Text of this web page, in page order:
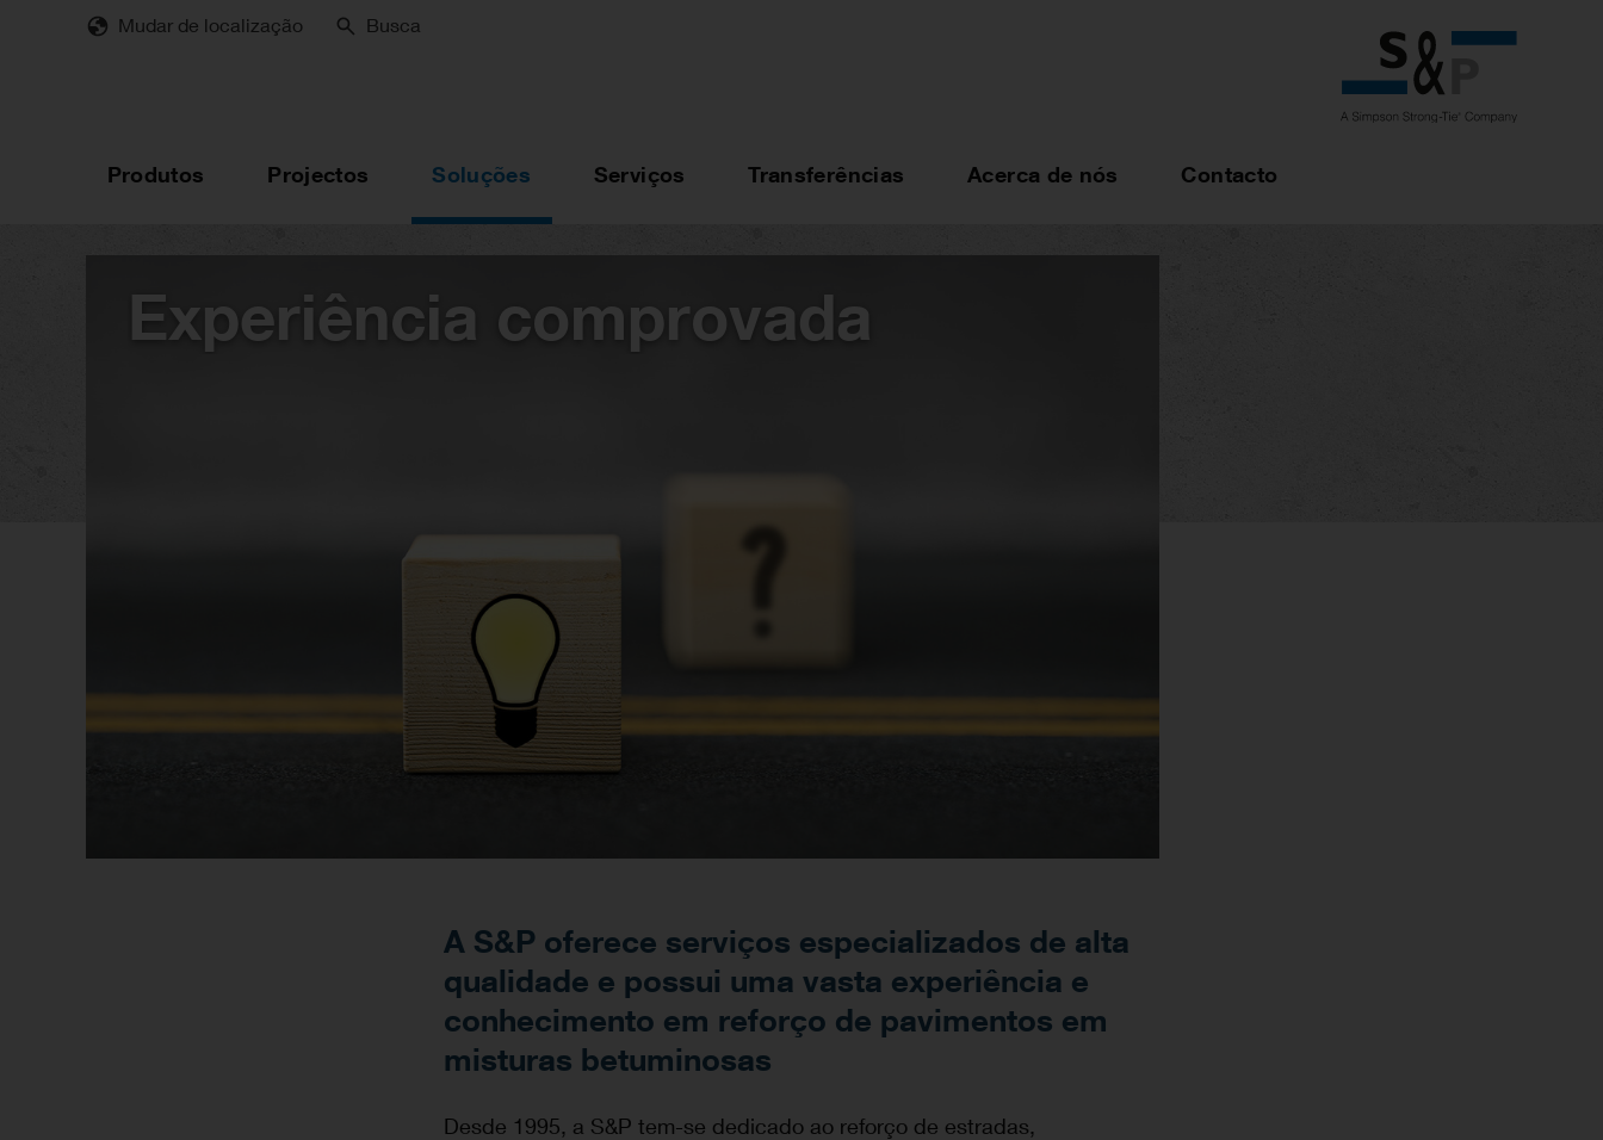
Mudar de localização Busca
Produtos Projectos Soluções Serviços Transferências Acerca de nós Contacto
Experiência comprovada
A S&P oferece serviços especializados de alta
qualidade e possui uma vasta experiência e
conhecimento em reforço de pavimentos em
misturas betuminosas
Desde 1995, a S&P tem-se dedicado ao reforço de estradas,